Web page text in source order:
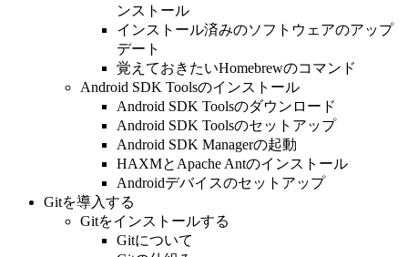
ンストール
インストール済みのソフトウェアのアップ
デート
覚えておきたいHomebrewのコマンド
Android SDK Toolsのインストール
Android SDK Toolsのダウンロード
Android SDK Toolsのセットアップ
Android SDK Managerの起動
HAXMとApache Antのインストール
Androidデバイスのセットアップ
Gitを導入する
Gitをインストールする
Gitについて